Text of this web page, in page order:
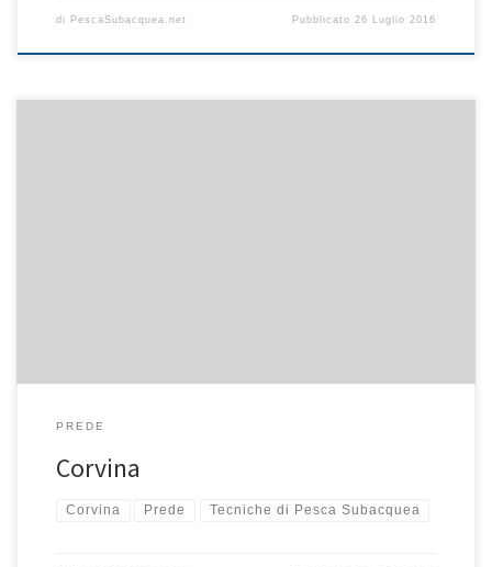
di PescaSubacquea.net Pubblicato 26 Luglio 2016
PREDE
Corvina
Corvina Prede Tecniche di Pesca Subacquea